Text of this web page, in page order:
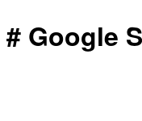
# Google